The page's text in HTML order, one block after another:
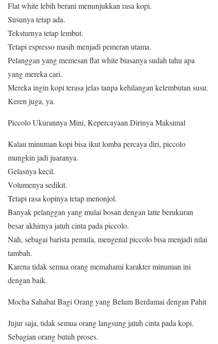
Flat white lebih berani menunjukkan rasa kopi.
Susunya tetap ada.
Teksturnya tetap lembut.
Tetapi espresso masih menjadi pemeran utama.
Pelanggan yang memesan flat white biasanya sudah tahu apa
yang mereka cari.
Mereka ingin kopi terasa jelas tanpa kehilangan kelembutan susu.
Keren juga, ya.
Piccolo Ukurannya Mini, Kepercayaan Dirinya Maksimal
Kalau minuman kopi bisa ikut lomba percaya diri, piccolo
mungkin jadi juaranya.
Gelasnya kecil.
Volumenya sedikit.
Tetapi rasa kopinya tetap menonjol.
Banyak pelanggan yang mulai bosan dengan latte berukuran
besar akhirnya jatuh cinta pada piccolo.
Nah, sebagai barista pemula, mengenal piccolo bisa menjadi nilai
tambah.
Karena tidak semua orang memahami karakter minuman ini
dengan baik.
Mocha Sahabat Bagi Orang yang Belum Berdamai dengan Pahit
Jujur saja, tidak semua orang langsung jatuh cinta pada kopi.
Sebagian orang butuh proses.